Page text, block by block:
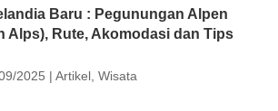
Baru : Pegunungan Alpen
Alps), Rute, Akomodasi dan Tips
2025 |Artikel,Wisata